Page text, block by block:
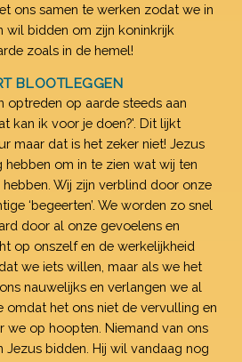
ons samen te werken zodat we in
wil bidden om zijn koninkrijk
zoals in de hemel!
BLOOTLEGGEN
optreden op aarde steeds aan
kan ik voor je doen?'. Dit lijkt
maar dat is het zeker niet! Jezus
om in te zien wat wij ten
Wij zijn verblind door onze
‘begeerten’. We worden zo snel
door al onze gevoelens en
op onszelf en de werkelijkheid
we iets willen, maar als we het
nauwelijks en verlangen we al
omdat het ons niet de vervulling en
we op hoopten. Niemand van ons
Jezus bidden. Hij wil vandaag nog